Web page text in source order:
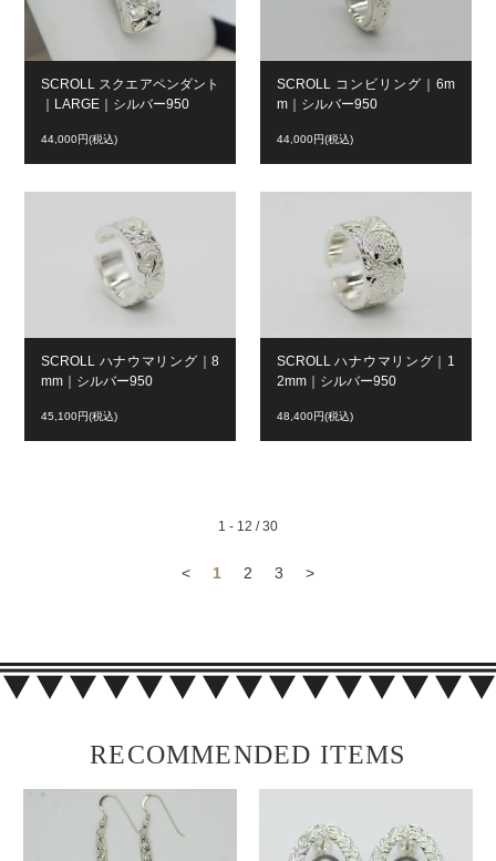
SCROLL スクエアペンダント
｜LARGE｜シルバー950
44,000円(税込)
SCROLL コンビリング｜6m
m｜シルバー950
44,000円(税込)
SCROLL ハナウマリング｜8
mm｜シルバー950
45,100円(税込)
SCROLL ハナウマリング｜1
2mm｜シルバー950
48,400円(税込)
1 - 12 / 30
< 1 2 3 >
RECOMMENDED ITEMS